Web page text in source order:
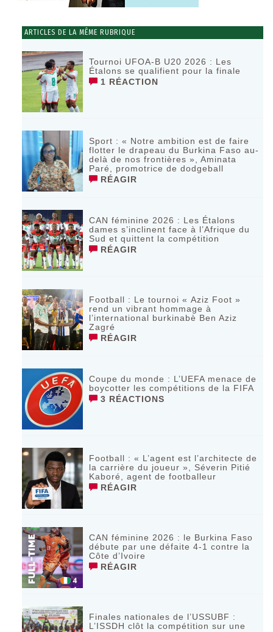
ARTICLES DE LA MÊME RUBRIQUE
Tournoi UFOA-B U20 2026 : Les
Étalons se qualifient pour la finale
1 RÉACTION
Sport : « Notre ambition est de faire
flotter le drapeau du Burkina Faso au-
delà de nos frontières », Aminata
Paré, promotrice de dodgeball
RÉAGIR
CAN féminine 2026 : Les Étalons
dames s’inclinent face à l’Afrique du
Sud et quittent la compétition
RÉAGIR
Football : Le tournoi « Aziz Foot »
rend un vibrant hommage à
l’international burkinabè Ben Aziz
Zagré
RÉAGIR
Coupe du monde : L’UEFA menace de
boycotter les compétitions de la FIFA
3 RÉACTIONS
Football : « L’agent est l’architecte de
la carrière du joueur », Séverin Pitié
Kaboré, agent de footballeur
RÉAGIR
CAN féminine 2026 : le Burkina Faso
débute par une défaite 4-1 contre la
Côte d’Ivoire
RÉAGIR
Finales nationales de l’USSUBF :
L’ISSDH clôt la compétition sur une